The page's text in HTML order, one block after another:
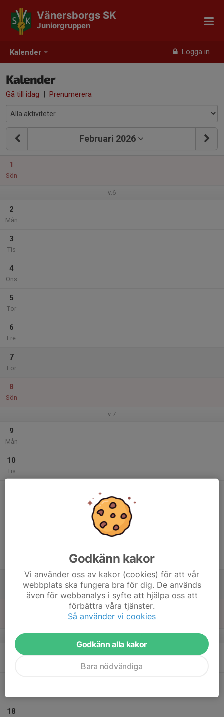
Kalender Logga in
Vänersborgs SK
Juniorgruppen
Kalender
Gå till idag | Prenumerera
Februari 2026
1
Sön
v.6
2
Mån
3
Tis
4
Ons
5
Tor
6
Fre
7
Lör
8
Sön
v.7
9
Mån
10
Tis
v.8
18
Godkänn kakor
Vi använder oss av kakor (cookies) för att vår
webbplats ska fungera bra för dig. De används
även för webbanalys i syfte att hjälpa oss att
förbättra våra tjänster.
Så använder vi cookies
Godkänn alla kakor
Bara nödvändiga